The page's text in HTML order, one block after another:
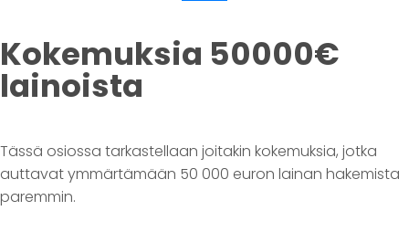
Kokemuksia 50000€
lainoista
Tässä osiossa tarkastellaan joitakin kokemuksia, jotka
auttavat ymmärtämään 50 000 euron lainan hakemista
paremmin.